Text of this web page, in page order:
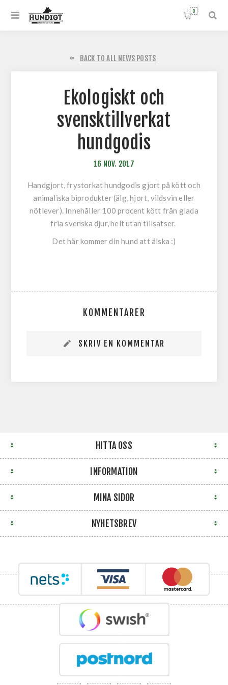
0
BACK TO ALL NEWS POSTS
Ekologiskt och
svensktillverkat
hundgodis
16 NOV. 2017
Handgjort, frystorkat hundgodis gjort på kött och
animaliska biprodukter (älg, hjort, vildsvin eller
nötlever). Innehåller 100 procent kött från glada
fria svenska djur, helt utan tillsatser.
Det här kommer din hund att älska :)
KOMMENTARER
SKRIV EN KOMMENTAR
HITTA OSS
INFORMATION
MINA SIDOR
NYHETSBREV